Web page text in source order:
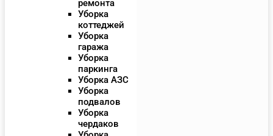
ремонта
Уборка
коттеджей
Уборка
гаража
Уборка
паркинга
Уборка АЗС
Уборка
подвалов
Уборка
чердаков